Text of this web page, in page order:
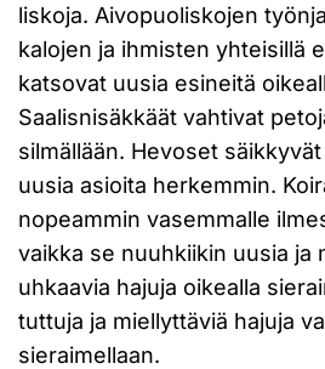
liskoja. Aivopuoliskojen
kalojen ja ihmisten yhteisillä
katsovat uusia esineitä
Saalisnisäkkäät vahtivat
silmällään. Hevoset
uusia asioita herkemmin.
nopeammin vasemmalle
vaikka se nuuhkiikin uusia ja
uhkaavia hajuja oikealla
tuttuja ja miellyttäviä hajuja
sieraimellaan.